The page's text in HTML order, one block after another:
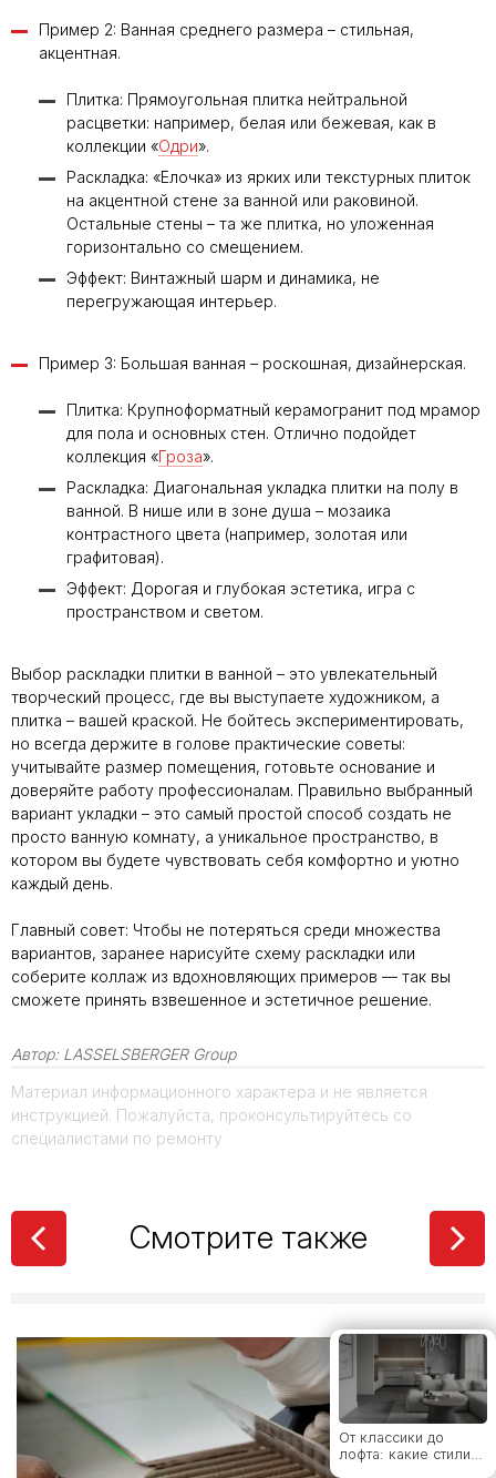
Пример 2: Ванная среднего размера – стильная,
акцентная.
Плитка: Прямоугольная плитка нейтральной
расцветки: например, белая или бежевая, как в
коллекции «Одри».
Раскладка: «Елочка» из ярких или текстурных плиток
на акцентной стене за ванной или раковиной.
Остальные стены – та же плитка, но уложенная
горизонтально со смещением.
Эффект: Винтажный шарм и динамика, не
перегружающая интерьер.
Пример 3: Большая ванная – роскошная, дизайнерская.
Плитка: Крупноформатный керамогранит под мрамор
для пола и основных стен. Отлично подойдет
коллекция «Гроза».
Раскладка: Диагональная укладка плитки на полу в
ванной. В нише или в зоне душа – мозаика
контрастного цвета (например, золотая или
графитовая).
Эффект: Дорогая и глубокая эстетика, игра с
пространством и светом.
Выбор раскладки плитки в ванной – это увлекательный
творческий процесс, где вы выступаете художником, а
плитка – вашей краской. Не бойтесь экспериментировать,
но всегда держите в голове практические советы:
учитывайте размер помещения, готовьте основание и
доверяйте работу профессионалам. Правильно выбранный
вариант укладки – это самый простой способ создать не
просто ванную комнату, а уникальное пространство, в
котором вы будете чувствовать себя комфортно и уютно
каждый день.
Главный совет: Чтобы не потеряться среди множества
вариантов, заранее нарисуйте схему раскладки или
соберите коллаж из вдохновляющих примеров — так вы
сможете принять взвешенное и эстетичное решение.
Автор: LASSELSBERGER Group
Материал информационного характера и не является
инструкцией. Пожалуйста, проконсультируйтесь со
специалистами по ремонту
лофта: какие стили
Твой уютный уголок:
местом силы с
коллекциями LB
Ceramics
Какой клей для
советы мастера
Керамическая
От классики до
лофта: какие стили
Смотрите также